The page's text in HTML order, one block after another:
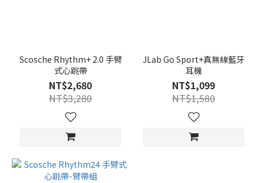
Scosche Rhythm+ 2.0 手臂
式心跳帶
NT$2,680
NT$3,280
JLab Go Sport+真無線藍牙
耳機
NT$1,099
NT$1,580